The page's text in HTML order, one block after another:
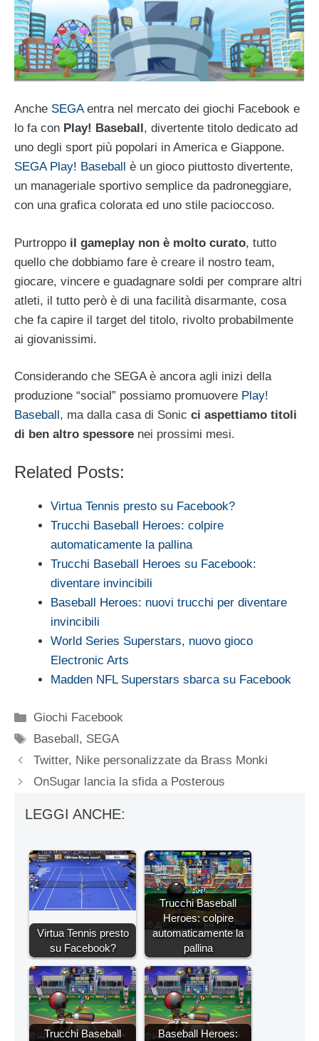
Anche SEGAentra nel mercato dei giochi Facebook e
lo fa con Play! Baseball , divertente titolo dedicato ad
uno degli sport più popolari in America e Giappone.
SEGA Play! Baseball
è un gioco piuttosto divertente,
un manageriale sportivo semplice da padroneggiare,
con una grafica colorata ed uno stile pacioccoso.
Purtroppo il gameplay non è molto curato, tutto
quello che dobbiamo fare è creare il nostro team,
giocare, vincere e guadagnare soldi per comprare altri
atleti, il tutto però è di una facilità disarmante, cosa
che fa capire il target del titolo, rivolto probabilmente
ai giovanissimi.
Considerando che SEGA è ancora agli inizi della
produzione “social” possiamo promuovere Play!
Baseball , ma dalla casa di Sonic ci aspettiamo titoli
di ben altro spessore nei prossimi mesi.
Related Posts:
Virtua Tennis presto su Facebook?
Trucchi Baseball Heroes: colpire
automaticamente la pallina
Trucchi Baseball Heroes su Facebook:
diventare invincibili
Baseball Heroes: nuovi trucchi per diventare
invincibili
World Series Superstars, nuovo gioco
Electronic Arts
Madden NFL Superstars sbarca su Facebook
Categorie
Giochi Facebook
Tag
Baseball , SEGA
Twitter, Nike personalizzate da Brass Monki
OnSugar lancia la sfida a Posterous
LEGGI ANCHE:
Virtua Tennis presto
su Facebook?
Trucchi Baseball
Heroes: colpire
automaticamente la
pallina
Trucchi Baseball
Baseball Heroes: